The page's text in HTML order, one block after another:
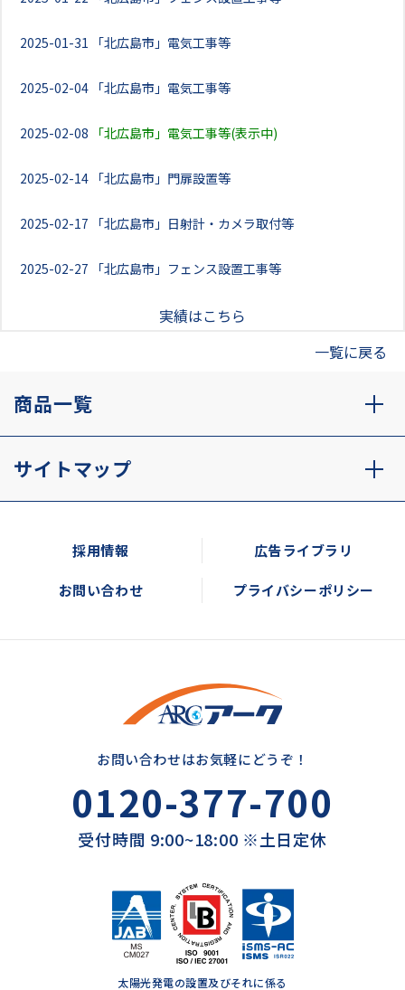
2025-01-31 「北広島市」電気工事等
2025-02-04 「北広島市」電気工事等
2025-02-08 「北広島市」電気工事等(表示中)
2025-02-14 「北広島市」門扉設置等
2025-02-17 「北広島市」日射計・カメラ取付等
2025-02-27 「北広島市」フェンス設置工事等
実績はこちら
一覧に戻る
商品一覧
サイトマップ
採用情報 広告ライブラリ
お問い合わせ プライバシーポリシー
お問い合わせはお気軽にどうぞ！
0120-377-700
受付時間 9:00~18:00 ※土日定休
太陽光発電の設置及びそれに係る